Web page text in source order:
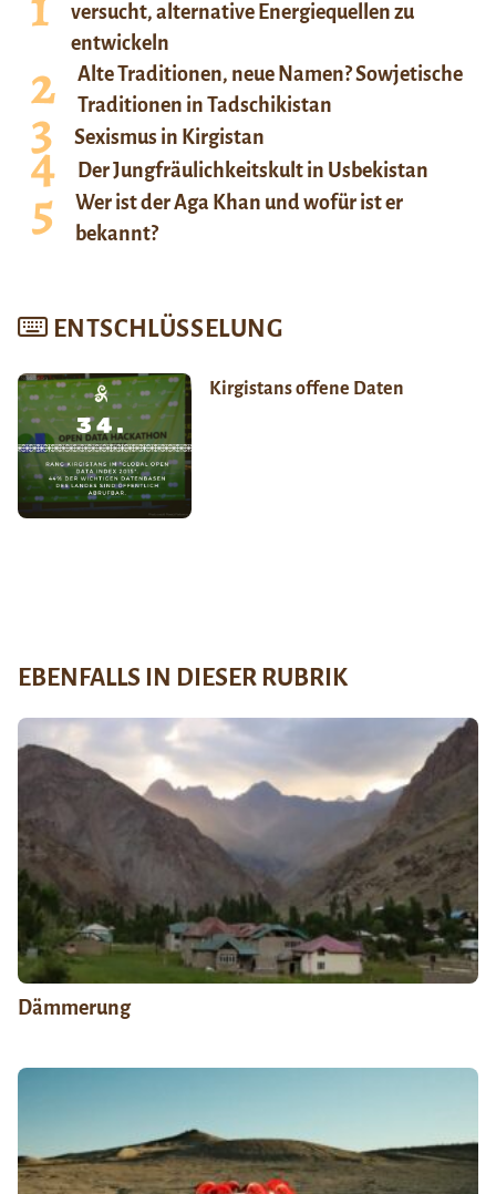
versucht, alternative Energiequellen zu
entwickeln
Alte Traditionen, neue Namen? Sowjetische
Traditionen in Tadschikistan
Sexismus in Kirgistan
Der Jungfräulichkeitskult in Usbekistan
Wer ist der Aga Khan und wofür ist er
bekannt?
ENTSCHLÜSSELUNG
Kirgistans offene Daten
EBENFALLS IN DIESER RUBRIK
Dämmerung